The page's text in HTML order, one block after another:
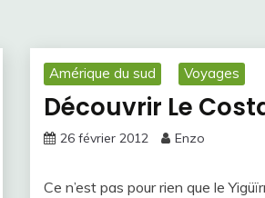
Amérique du sud Voyages
Découvrir Le
26 février 2012 Enzo
Ce n’est pas pour rien que le